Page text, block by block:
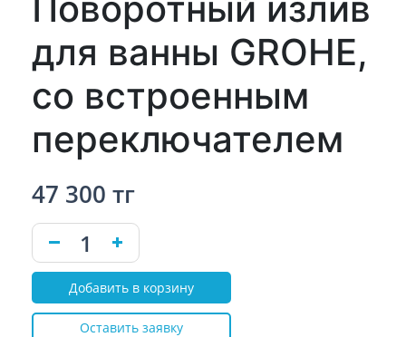
для ванны GROHE,
со встроенным
переключателем
47 300 тг
Добавить в корзину
Оставить заявку